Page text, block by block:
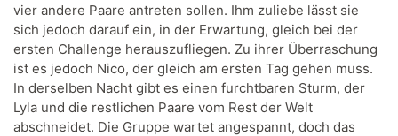
vier andere Paare antreten sollen. Ihm zuliebe lässt sie
sich jedoch darauf ein, in der Erwartung, gleich bei der
ersten Challenge herauszufliegen. Zu ihrer Überraschung
ist es jedoch Nico, der gleich am ersten Tag gehen muss.
In derselben Nacht gibt es einen furchtbaren Sturm, der
Lyla und die restlichen Paare vom Rest der Welt
abschneidet. Die Gruppe wartet angespannt, doch das